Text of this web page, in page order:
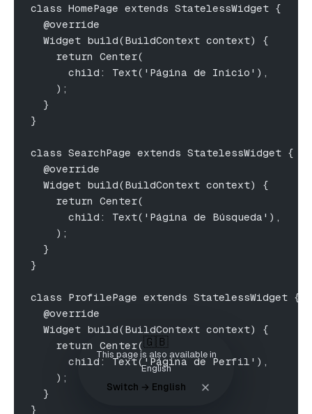
class HomePage extends StatelessWidget {
  @override
  Widget build(BuildContext context) {
    return Center(
      child: Text('Página de Inicio'),
    );
  }
}
class SearchPage extends StatelessWidget {
  @override
  Widget build(BuildContext context) {
    return Center(
      child: Text('Página de Búsqueda'),
    );
  }
}
class ProfilePage extends StatelessWidget {
  @override
  Widget build(BuildContext context) {
    return Center(
      child: Text('Página de Perfil'),
    );
  }
}
🇬🇧
This page is also available in
English
Switch → English